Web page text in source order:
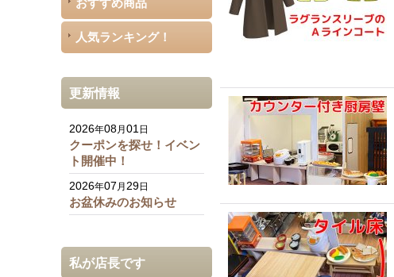
おすすめ商品
人気ランキング！
更新情報
2026年08月01 日
クーポンを探せ！イベン
ト開催中！
2026年07 月 29日
お盆休みのお知らせ
私が店長です